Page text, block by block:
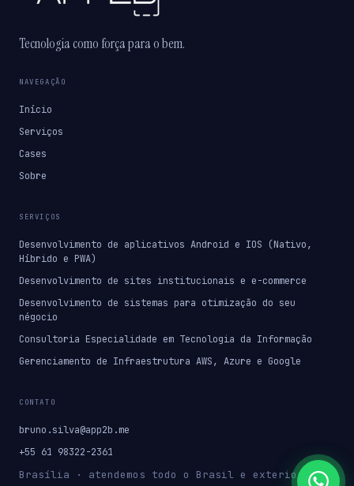
Tecnologia como força para o bem.
NAVEGAÇÃO
Início
Serviços
Cases
Sobre
SERVIÇOS
Desenvolvimento de aplicativos Android e IOS (Nativo,
Híbrido e PWA)
Desenvolvimento de sites institucionais e e-commerce
Desenvolvimento de sistemas para otimização do seu
négocio
Consultoria Especialidade em Tecnologia da Informação
Gerenciamento de Infraestrutura AWS, Azure e Google
CONTATO
bruno.silva@app2b.me
+55 61 98322-2361
Brasília · atendemos todo o Brasil e exterior